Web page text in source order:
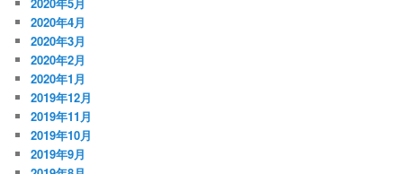
2020年4月
2020年3月
2020年2月
2020年1月
2019年12月
2019年11月
2019年10月
2019年9月